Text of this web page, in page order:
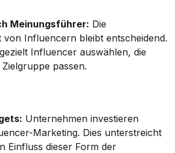
Meinungsführer: Die
von Influencern bleibt entscheidend.
Influencer auswählen, die
passen.
Unternehmen investieren
Marketing. Dies unterstreicht
Einfluss dieser Form der